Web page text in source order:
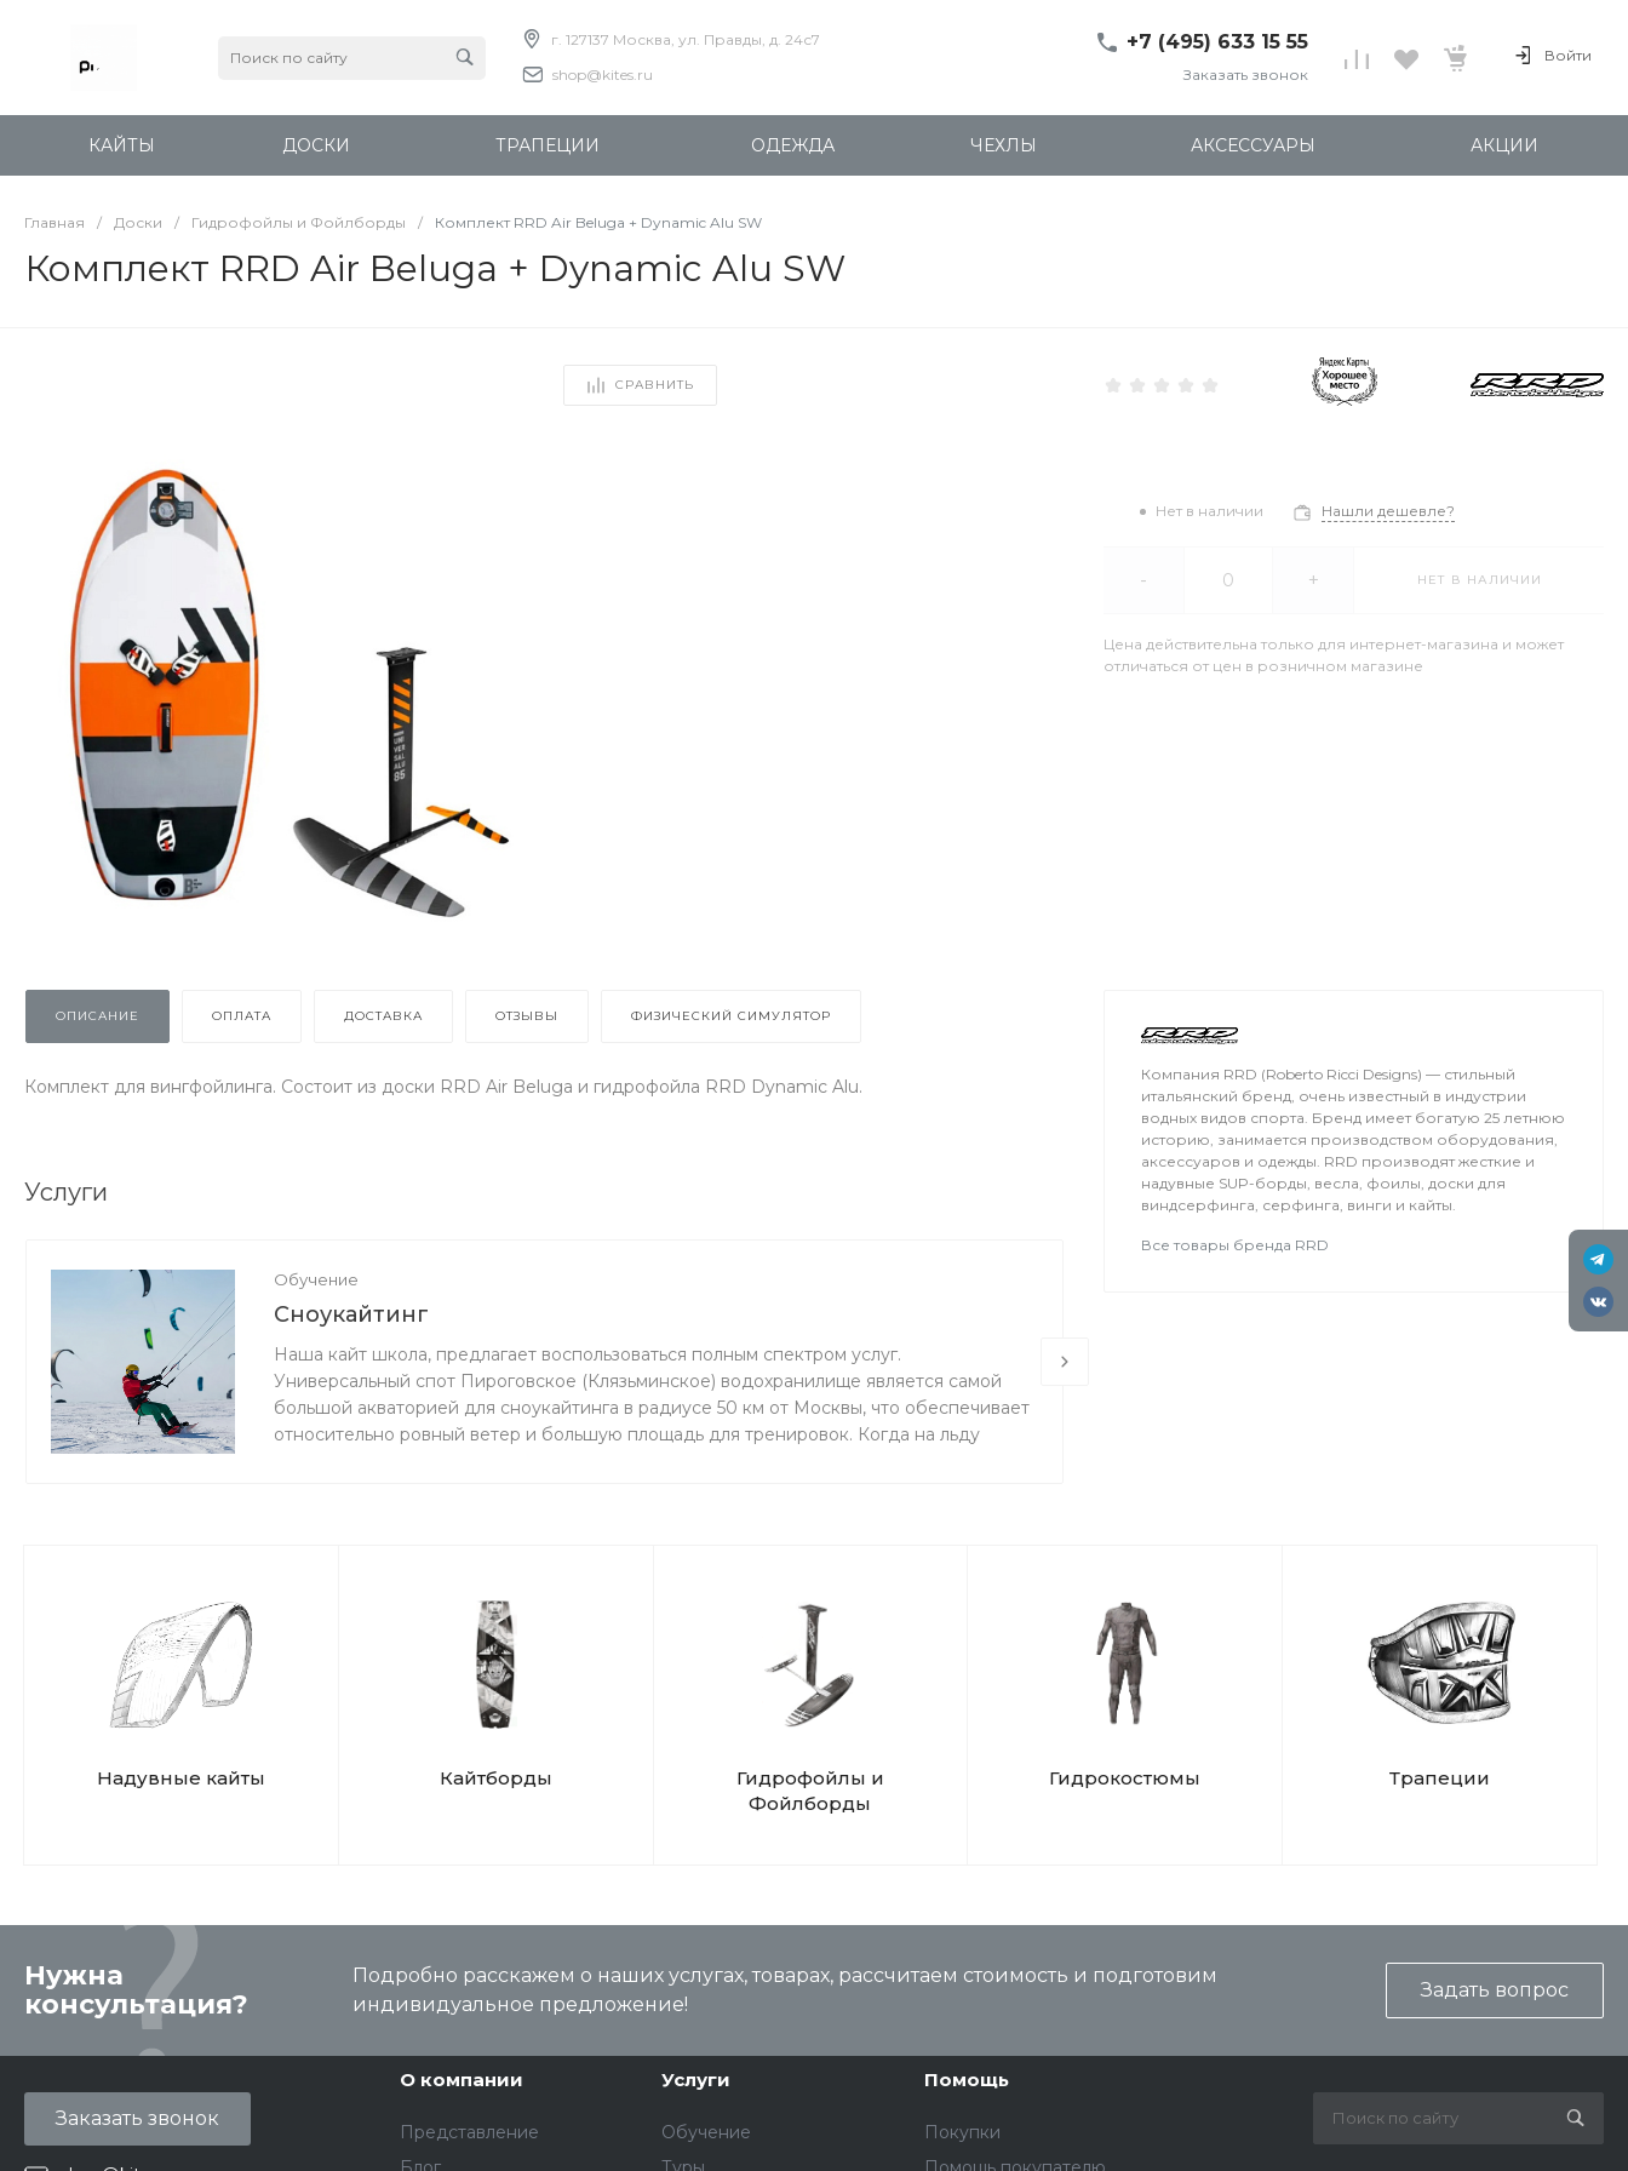
г. 127137 Москва, ул. Правды, д. 24с7
shop@kites.ru
+7 (495) 633 15 55
Правды, д. 24с7
Пн-Пт: 11:00-20:00
Заказать звонок
Войти
КАЙТЫ ДОСКИ ТРАПЕЦИИ ОДЕЖДА ЧЕХЛЫ АКСЕССУАРЫ АКЦИИ
Главная / Доски / Гидрофойлы и Фойлборды / Комплект RRD Air Beluga + Dynamic Alu SW
Комплект RRD Air Beluga + Dynamic Alu SW
СРАВНИТЬ
Нет в наличии Нашли дешевле?
- + НЕТ В НАЛИЧИИ
Цена действительна только для интернет-магазина и может
отличаться от цен в розничном магазине
ОПИСАНИЕ ОПЛАТА ДОСТАВКА ОТЗЫВЫ ФИЗИЧЕСКИЙ СИМУЛЯТОР
Комплект для вингфойлинга. Состоит из доски RRD Air Beluga и гидрофойла RRD Dynamic Alu.
Услуги
Обучение
Сноукайтинг
Наша кайт школа, предлагает воспользоваться полным спектром услуг.
Универсальный спот Пироговское (Клязьминское) водохранилище является самой
большой акваторией для сноукайтинга в радиусе 50 км от Москвы, что обеспечивает
относительно ровный ветер и большую площадь для тренировок. Когда на льду
Компания RRD (Roberto Ricci Designs) — стильный
итальянский бренд, очень известный в индустрии
водных видов спорта. Бренд имеет богатую 25 летнюю
историю, занимается производством оборудования,
аксессуаров и одежды. RRD производят жесткие и
надувные SUP-борды, весла, фоилы, доски для
виндсерфинга, серфинга, винги и кайты.
Все товары бренда RRD
Надувные кайты Кайтборды
Гидрофойлы и
Фойлборды
Гидрокостюмы Трапеции
Нужна
консультация?
Подробно расскажем о наших услугах, товарах, рассчитаем стоимость и подготовим
индивидуальное предложение!
Задать вопрос
Заказать звонок
О компании
Представление
Услуги
Обучение
Помощь
Покупки